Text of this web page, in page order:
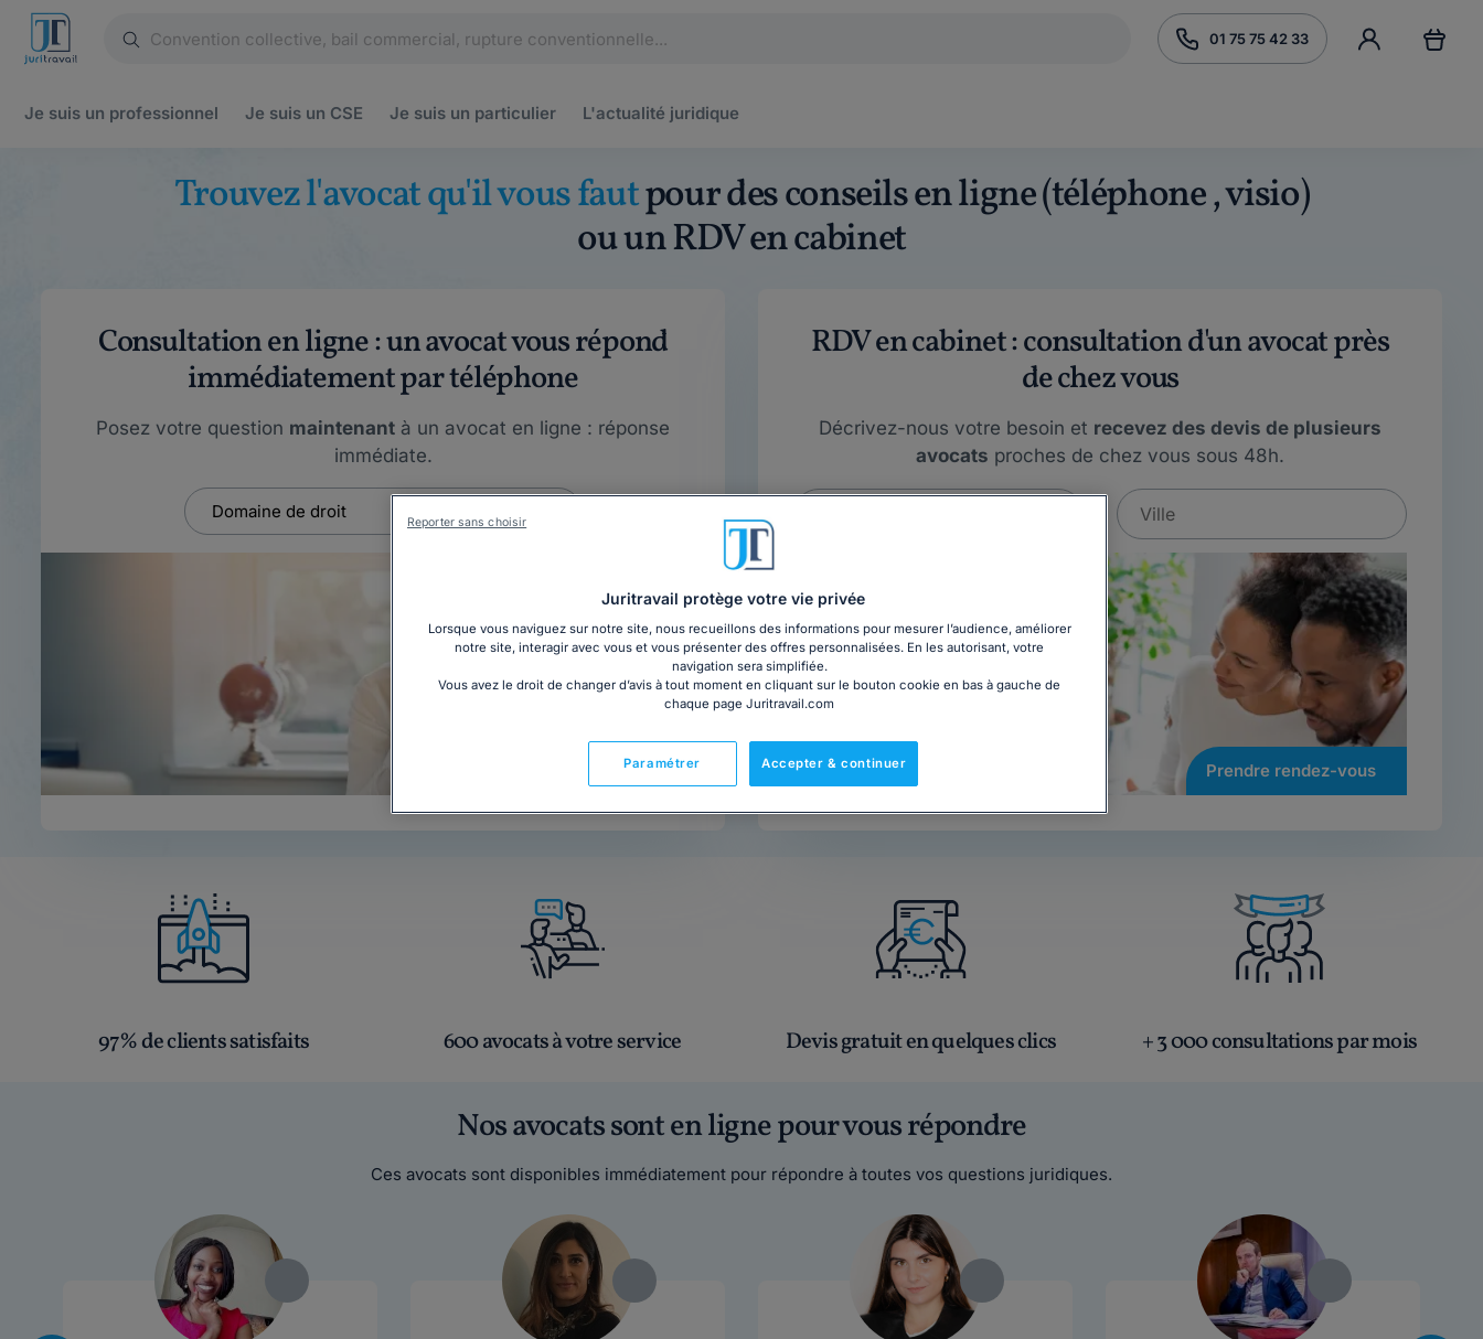
01 75 75 42 33
Je suis un professionnel Je suis un CSE Je suis un particulier L'actualité juridique
Trouvez l'avocat qu'il vous fautpour des conseils en ligne (téléphone , visio)
ou un RDV en cabinet
Consultation en ligne : un avocat vous répond
immédiatement par téléphone
Posez votre question maintenant à un avocat en ligne : réponse
immédiate.
Appeler un avocat
RDV en cabinet : consultation d'un avocat près
de chez vous
Décrivez-nous votre besoin et recevez des devis de plusieurs
avocats proches de chez vous sous 48h.
Prendre rendez-vous
97% de clients satisfaits 600 avocats à votre service Devis gratuit en quelques clics + 3 000 consultations par mois
Nos avocats sont en ligne pour vous répondre
Ces avocats sont disponibles immédiatement pour répondre à toutes vos questions juridiques.
Juritravail protège votre vie privée
Lorsque vous naviguez sur notre site, nous recueillons des informations pour mesurer l’audience, améliorer
notre site, interagir avec vous et vous présenter des offres personnalisées. En les autorisant, votre
navigation sera simplifiée.
Vous avez le droit de changer d’avis à tout moment en cliquant sur le bouton cookie en bas à gauche de
chaque page Juritravail.com
Accepter & continuer
Paramétrer
Reporter sans choisir